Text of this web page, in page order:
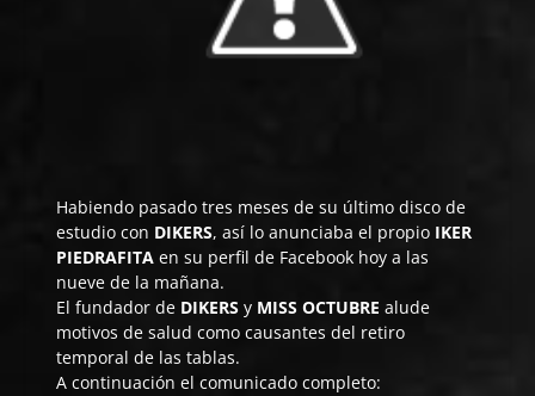
Habiendo pasado tres meses de su último disco de
estudio con DIKERS, así lo anunciaba el propio IKER
PIEDRAFITA en su perfil de Facebook hoy a las
nueve de la mañana.
El fundador de DIKERS y MISS OCTUBRE alude
motivos de salud como causantes del retiro
temporal de las tablas.
A continuación el comunicado completo: